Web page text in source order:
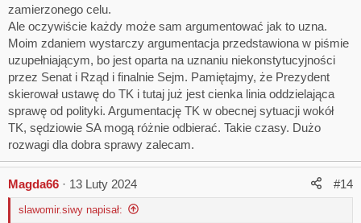
Senat uchwalił również przyjęcie poprawek przywracających ustalenie
wynagrodzenia zasadniczego sędziów na zasadach określonych dla
nich w art. 91 § 1c ustawy z dnia 27 lipca 2001 r. – Prawo o ustroju
sądów powszechnych, sędziów Sądu Najwyższego na zasadach
określonych dla nich w ustawie z dnia 8 grudnia 2017 r. o Sądzie
Najwyższym oraz wynagrodzenia prokuratorów na zasadach
określonych dla nich w ustawie z dnia 28 stycznia 2016 r. – Prawo o
prokuraturze.
Z argumentacją zgodził się Trybunał Konstytucyjny, który w wyroku z
konstytucją.
Z niekonstytucyjnego zapisu dotyczącego wynagrodzenia
zasadniczego prokuratorów wycofał się sam Ustawodawca zmianą
zamierzonego celu.
Ale oczywiście każdy może sam argumentować jak to uzna.
Moim zdaniem wystarczy argumentacja przedstawiona w piśmie
uzupełniającym, bo jest oparta na uznaniu niekonstytucyjności
przez Senat i Rząd i finalnie Sejm. Pamiętajmy, że Prezydent
skierował ustawę do TK i tutaj już jest cienka linia oddzielająca
sprawę od polityki. Argumentację TK w obecnej sytuacji wokół
TK, sędziowie SA mogą różnie odbierać. Takie czasy. Dużo
rozwagi dla dobra sprawy zalecam.
Magda66 13 Luty 2024 #14
slawomir.siwy napisał: